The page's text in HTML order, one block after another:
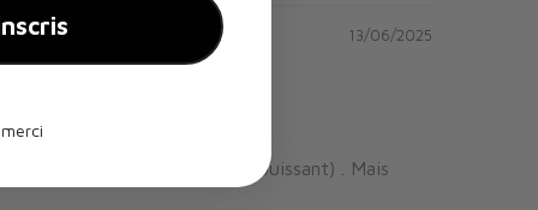
13/06/2025
du sucralose (édulcorant puissant) . Mais